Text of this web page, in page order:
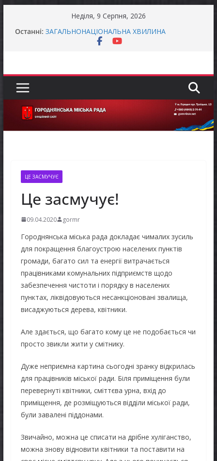
Неділя, 9 Серпня, 2026
Останні: Батьки майбутніх першокласників уже можуть
оформити «Пакунок школяра»
ЗАГАЛЬНОНАЦІОНАЛЬНА ХВИЛИНА
для ветеранського бізнесу
реалізації права осіб з інвалідністю на працю
Захищай небо Чернігівщини!
ЦЕ ЗАСМУЧУЄ
Це засмучує!
09.04.2020 gormr
Городнянська міська рада докладає чималих зусиль
для покращення благоустрою населених пунктів
громади, багато сил та енергії витрачається
працівниками комунальних підприємств щодо
забезпечення чистоти і порядку в населених
пунктах, ліквідовуються несанкціоновані звалища,
висаджуються дерева, квітники.
Але здається, що багато кому це не подобається чи
просто звикли жити у смітнику.
Дуже неприємна картина сьогодні зранку відкрилась
для працівників міської ради. Біля приміщення були
перевернуті квітники, сміттєва урна, вхід до
приміщення, де розміщуються відділи міської ради,
були завалені піддонами.
Звичайно, можна це списати на дрібне хуліганство,
можна знову відновити квітники та поставити на